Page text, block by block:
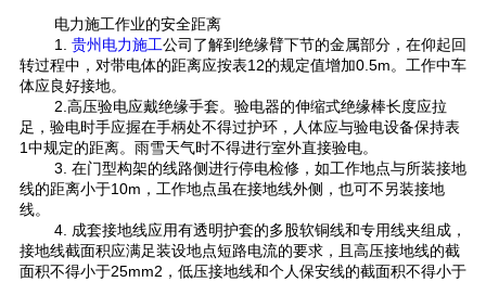
电力施工作业的安全距离
1. 贵州电力施工公司 了解到绝缘臂下节的金属部分，在仰起回
转过程中，对带电体的距离应按表12的规定值增加0.5m。工作中车
体应良好接地。
2.高压验电应戴绝缘手套。验电器的伸缩式绝缘棒长度应拉
足，验电时手应握在手柄处不得过护环，人体应与验电设备保持表
1中规定的距离。雨雪天气时不得进行室外直接验电。
3. 在门型构架的线路侧进行停电检修，如工作地点与所装接地
线的距离小于10m，工作地点虽在接地线外侧，也可不另装接地
线。
4. 成套接地线应用有透明护套的多股软铜线和专用线夹组成，
接地线截面积应满足装设地点短路电流的要求，且高压接地线的截
面积不得小于25mm2，低压接地线和个人保安线的截面积不得小于